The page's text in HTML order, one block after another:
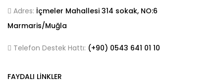
Adres: İçmeler Mahallesi 314 sokak, NO:6
Marmaris/Muğla
Telefon Destek Hattı: (+90) 0543 641 01 10
FAYDALI LINKLER